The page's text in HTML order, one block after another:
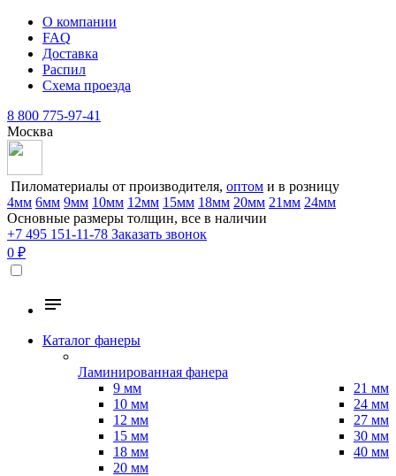
О компании
FAQ
Доставка
Распил
Схема проезда
8 800 775-97-41
Москва
Пиломатериалы от производителя, оптом и в розницу
4мм 6мм 9мм 10мм 12мм 15мм 18мм 20мм 21мм 24мм
Основные размеры толщин, все в наличии
+7 495 151-11-78 Заказать звонок
0 ₽
Каталог фанеры
Ламинированная фанера
9 мм
10 мм
12 мм
15 мм
18 мм
20 мм
21 мм
24 мм
27 мм
30 мм
40 мм